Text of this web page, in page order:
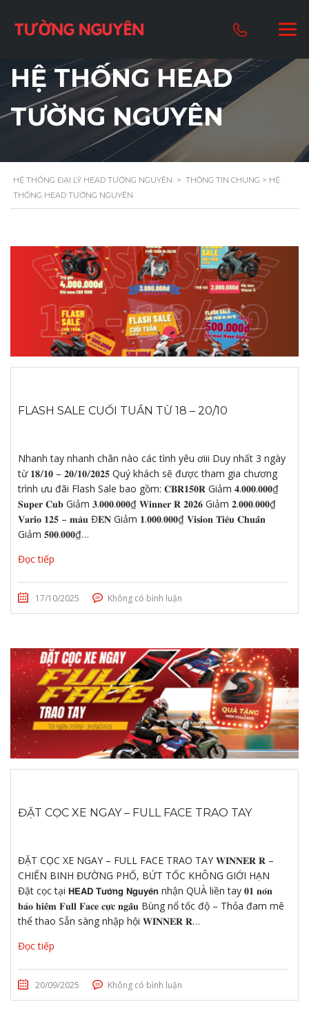
HỆ THỐNG HEAD
TƯỜNG NGUYÊN
HỆ THỐNG ĐẠI LÝ HEAD TƯỜNG NGUYÊN > THÔNG TIN CHUNG > HỆ
THỐNG HEAD TƯỜNG NGUYÊN
FLASH SALE CUỐI TUẦN TỪ 18 – 20/10
Nhanh tay nhanh chân nào các tình yêu ơiii Duy nhất 3 ngày
từ 𝟏𝟖/𝟏𝟎 – 𝟐𝟎/𝟏𝟎/𝟐𝟎𝟐𝟓 Quý khách sẽ được tham gia chương
trình ưu đãi Flash Sale bao gồm: 𝐂𝐁𝐑𝟏𝟓𝟎𝐑 Giảm 𝟒.𝟎𝟎𝟎.𝟎𝟎𝟎₫
𝐒𝐮𝐩𝐞𝐫 𝐂𝐮𝐛 Giảm 𝟑.𝟎𝟎𝟎.𝟎𝟎𝟎₫ 𝐖𝐢𝐧𝐧𝐞𝐫 𝐑 𝟐𝟎𝟐𝟔 Giảm 𝟐.𝟎𝟎𝟎.𝟎𝟎𝟎₫
𝐕𝐚𝐫𝐢𝐨 𝟏𝟐𝟓 – 𝐦𝐚̀𝐮 Đ𝐄𝐍 Giảm 𝟏.𝟎𝟎𝟎.𝟎𝟎𝟎₫ 𝐕𝐢𝐬𝐢𝐨𝐧 𝐓𝐢𝐞̂𝐮 𝐂𝐡𝐮𝐚̂̉𝐧
Giảm 𝟓𝟎𝟎.𝟎𝟎𝟎₫…
Đọc tiếp
17/10/2025 Không có bình luận
ĐẶT CỌC XE NGAY – FULL FACE TRAO TAY
ĐẶT CỌC XE NGAY – FULL FACE TRAO TAY 𝐖𝐈𝐍𝐍𝐄𝐑 𝐑 –
CHIẾN BINH ĐƯỜNG PHỐ, BỨT TỐC KHÔNG GIỚI HẠN
Đặt cọc tại 𝗛𝗘𝗔𝗗 𝗧𝘂̛𝗼̛̀𝗻𝗴 𝗡𝗴𝘂𝘆𝗲̂𝗻 nhận QUÀ liền tay 𝟎𝟏 𝐧𝐨́𝐧
𝐛𝐚̉𝐨 𝐡𝐢𝐞̂̉𝐦 𝐅𝐮𝐥𝐥 𝐅𝐚𝐜𝐞 𝐜𝐮̛̣𝐜 𝐧𝐠𝐚̂̀𝐮 Bùng nổ tốc độ – Thỏa đam mê
thể thao Sẵn sàng nhập hội 𝐖𝐈𝐍𝐍𝐄𝐑 𝐑…
Đọc tiếp
20/09/2025 Không có bình luận